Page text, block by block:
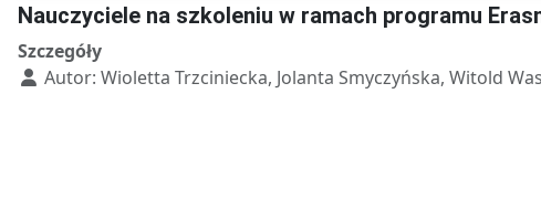
Nauczyciele na szkoleniu w ramach programu
Szczegóły
Autor: Wioletta Trzciniecka, Jolanta Smyczyńska, Witold